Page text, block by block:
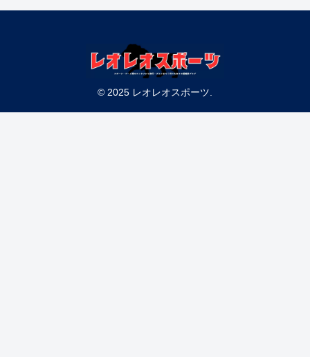
© 2025 レオレオスポーツ.